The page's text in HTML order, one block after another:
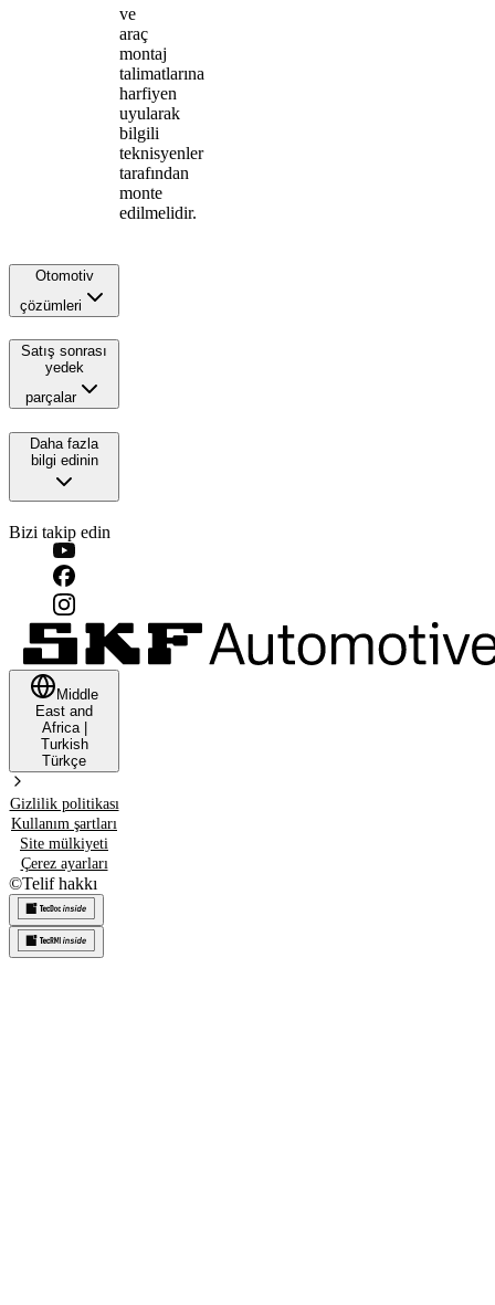
ve
araç
montaj
talimatlarına
harfiyen
uyularak
bilgili
teknisyenler
tarafından
monte
edilmelidir.
Otomotiv
çözümleri
Satış sonrası
yedek
parçalar
Daha fazla
bilgi edinin
Bizi takip edin
Middle
East and
Africa|
Turkish
Türkçe
Gizlilik politikası
Kullanım şartları
Site mülkiyeti
Çerez ayarları
©Telif hakkı